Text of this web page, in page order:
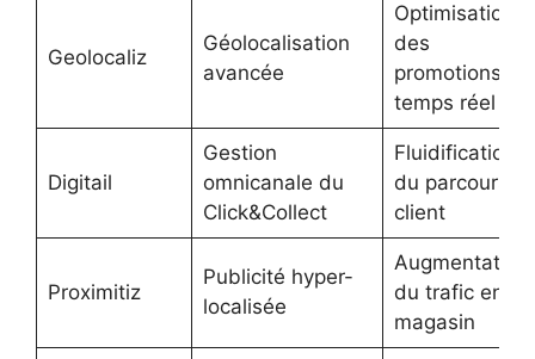
Geolocaliz
Géolocalisation
avancée
Optimisation
des
promotions en
temps réel
Digitail
Gestion
omnicanale du
Click&Collect
Fluidification
du parcours
client
Proximitiz
Publicité hyper-
localisée
Augmentation
du trafic en
magasin